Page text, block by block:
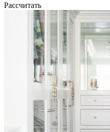
Рассчитать